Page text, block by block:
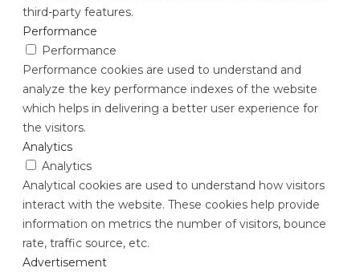
third-party features.
Performance
Performance
Performance cookies are used to understand and
analyze the key performance indexes of the website
which helps in delivering a better user experience for
the visitors.
Analytics
Analytics
Analytical cookies are used to understand how visitors
interact with the website. These cookies help provide
information on metrics the number of visitors, bounce
rate, traffic source, etc.
Advertisement